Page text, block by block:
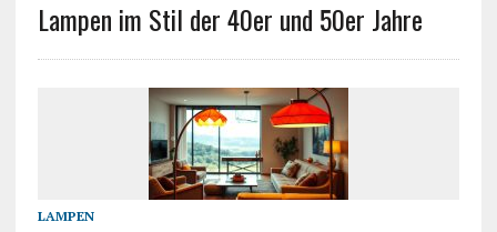
Lampen im Stil der 40er und 50er Jahre
LAMPEN